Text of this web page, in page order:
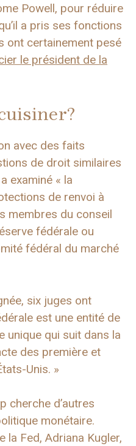
Powell, pour réduire
a pris ses fonctions
ont certainement pesé
le président de la
avec des faits
de droit similaires
examiné « la
de renvoi à
membres du conseil
fédérale ou
fédéral du marché
six juges ont
est une entité de
unique qui suit dans la
des première et
Unis. »
cherche d’autres
monétaire.
la Fed, Adriana Kugler,